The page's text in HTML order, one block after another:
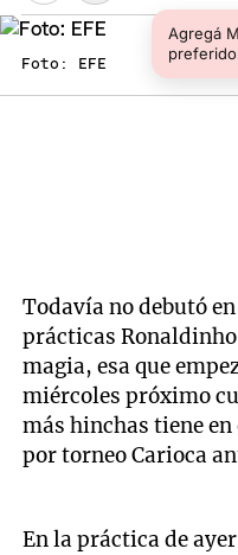
Agregá
Foto: EFE
Todavía no debutó
prácticas
magia, esa que
miércoles próximo
más hinchas tiene
por torneo Carioca
En la práctica de